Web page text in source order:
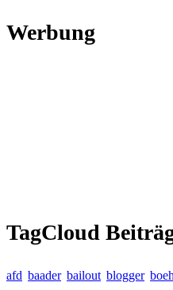
Werbung
TagCloud
afd baader bailout blogger